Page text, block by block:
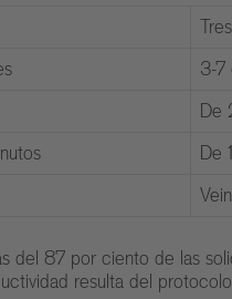
3-7
De
De
del 87 por ciento de las
resulta del